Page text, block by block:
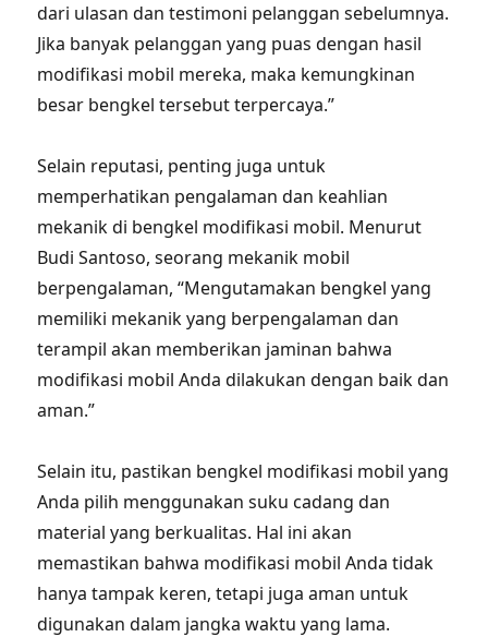
dari ulasan dan testimoni pelanggan sebelumnya.
Jika banyak pelanggan yang puas dengan hasil
modifikasi mobil mereka, maka kemungkinan
besar bengkel tersebut terpercaya.”
Selain reputasi, penting juga untuk
memperhatikan pengalaman dan keahlian
mekanik di bengkel modifikasi mobil. Menurut
Budi Santoso, seorang mekanik mobil
berpengalaman, “Mengutamakan bengkel yang
memiliki mekanik yang berpengalaman dan
terampil akan memberikan jaminan bahwa
modifikasi mobil Anda dilakukan dengan baik dan
aman.”
Selain itu, pastikan bengkel modifikasi mobil yang
Anda pilih menggunakan suku cadang dan
material yang berkualitas. Hal ini akan
memastikan bahwa modifikasi mobil Anda tidak
hanya tampak keren, tetapi juga aman untuk
digunakan dalam jangka waktu yang lama.